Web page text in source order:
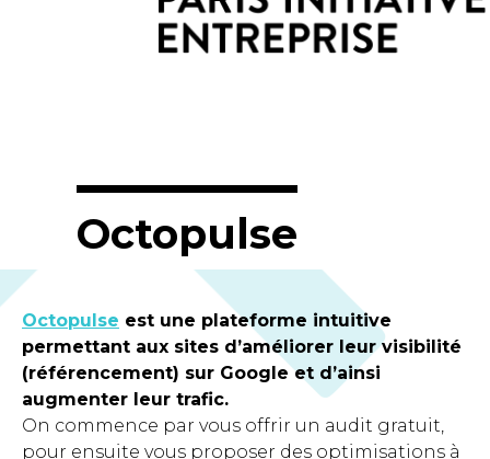
Octopulse
Octopulse est une plateforme intuitive
permettant aux sites d’améliorer leur visibilité
(référencement) sur Google et d’ainsi
augmenter leur trafic.
On commence par vous offrir un audit gratuit,
pour ensuite vous proposer des optimisations à